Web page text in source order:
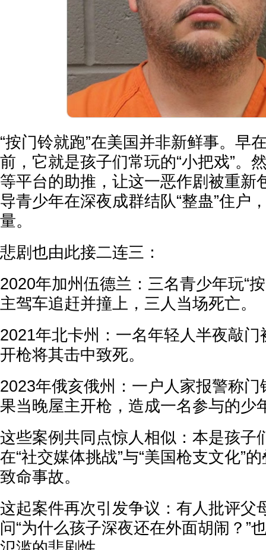
“按门铃就跑”在美国并非新鲜事。早
前，它就是孩子们常玩的“小把戏”。
等平台的助推，让这一恶作剧被重新
导青少年在深夜成群结队“整蛊”住户
量。
悲剧也由此接二连三：
2020年加州伍德兰：三名青少年玩“
主驾车追赶并撞上，三人当场死亡。
2021年北卡州：一名年轻人半夜敲
开枪将其击中致死。
2023年俄亥俄州：一户人家报警称
果当晚屋主开枪，造成一名参与的少
这些案例共同点惊人相似：本是孩子
在“社交媒体挑战”与“美国枪支文化”
致命事故。
这起案件再次引发争议：有人批评父
问“为什么孩子深夜还在外面胡闹？”